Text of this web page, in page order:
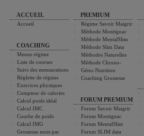
ACCUEIL
Accueil
COACHING
Menus régime
Liste de courses
Suivi des mensurations
Réglette de régime
Exercices physiques
Compteur de calories
Calcul poids idéal
Calcul IMC
Courbe de poids
Calcul IMG
Grossesse mois par
PREMIUM
Régime Savoir Maigrir
Méthode Montignac
Méthode MentalSlim
Méthode Slim Data
Méthodes Naturelles
Méthode Chrono-
Géno-Nutrition
Coaching Grossesse
FORUM PREMIUM
Forum Savoir Maigrir
Forum Montignac
Forum MentalSlim
Forum SLIM data